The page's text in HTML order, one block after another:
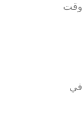
وقت
في